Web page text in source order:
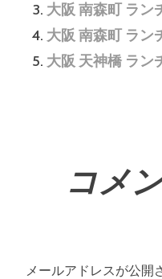
大阪 南森町 ラン
大阪 南森町 ラン
大阪 天神橋 ラン
コメ
メールアドレスが公開